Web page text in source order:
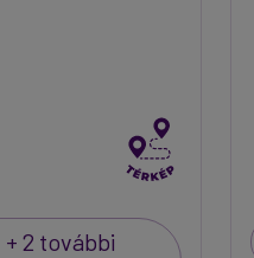
+ 2 további